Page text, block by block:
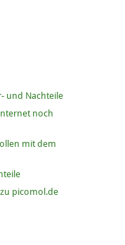
und Nachteile
noch
mit dem
picomol.de